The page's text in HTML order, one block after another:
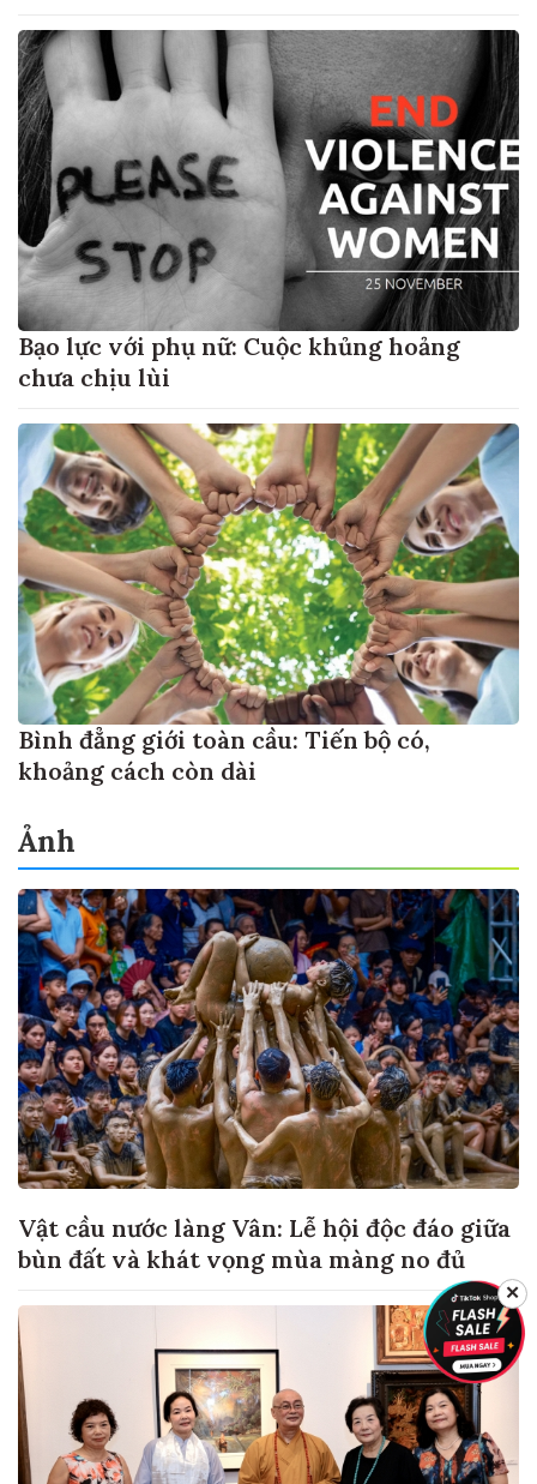
Bạo lực với phụ nữ: Cuộc khủng hoảng
chưa chịu lùi
Bình đẳng giới toàn cầu: Tiến bộ có,
khoảng cách còn dài
Ảnh
Vật cầu nước làng Vân: Lễ hội độc đáo giữa
bùn đất và khát vọng mùa màng no đủ
✕